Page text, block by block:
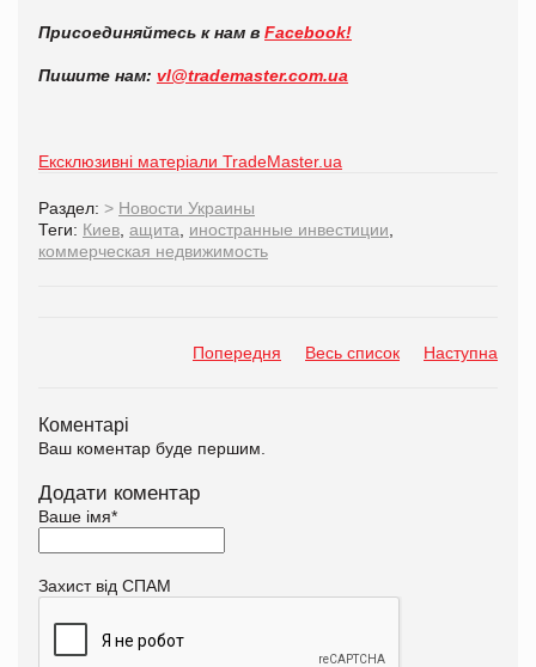
Присоединяйтесь к нам в Facebook!
Пишите нам: vl@trademaster.com.ua
Ексклюзивні матеріали TradeMaster.ua
Раздел: > Новости Украины
Теги: Киев ащита иностранные инвестиции
коммерческая недвижимость
Попередня Весь список Наступна
Коментарі
Ваш коментар буде першим.
Додати коментар
Ваше імя*
Захист від СПАМ